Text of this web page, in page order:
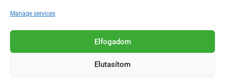
Manage services
Elfogadom
Elutasítom
o
o
-
b
e
s
Az Érd Média médiaszolgáltatási tevékenységét a
Médiatanács a Magyar Média Mecenatúra program